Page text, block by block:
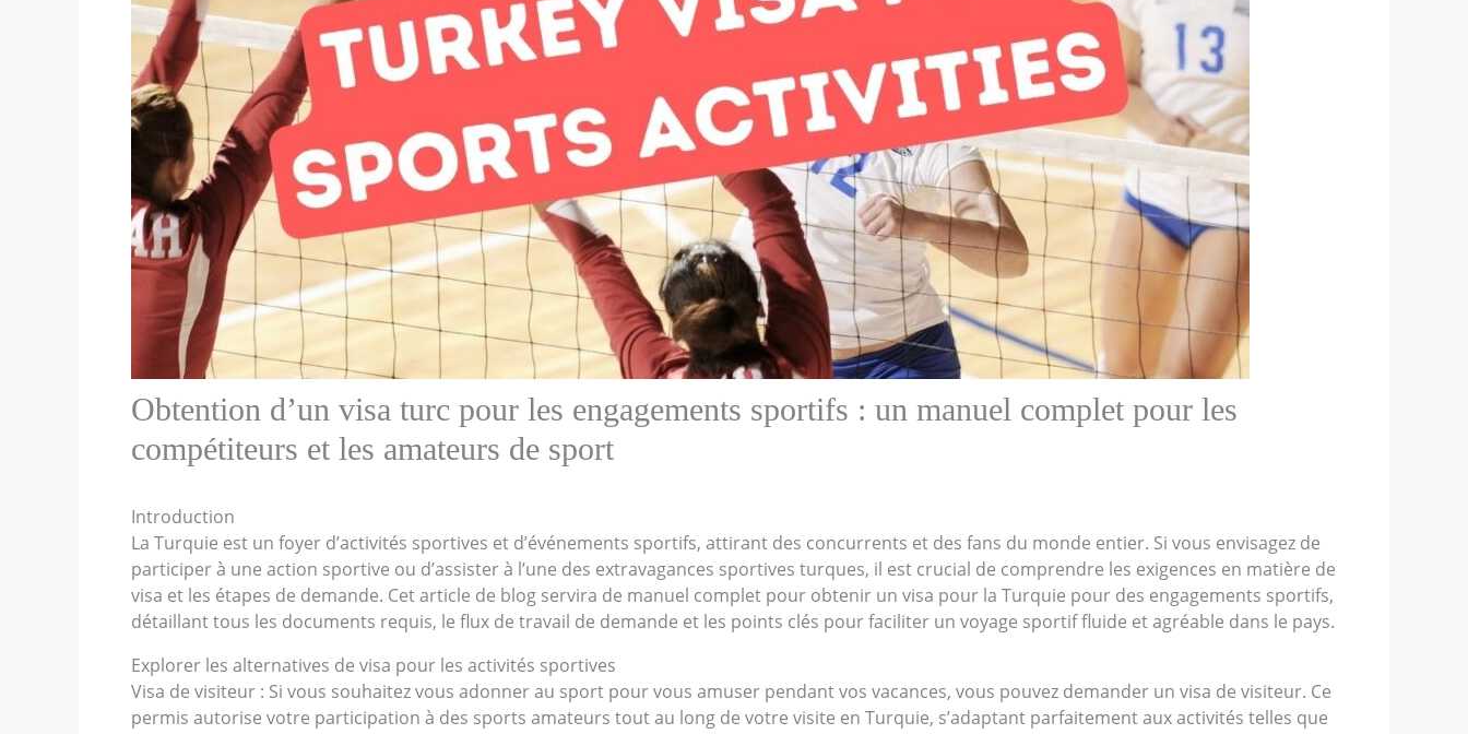
Obtention d’un visa turc pour les engagements sportifs : un manuel complet pour les
compétiteurs et les amateurs de sport
Introduction
La Turquie est un foyer d’activités sportives et d’événements sportifs, attirant des concurrents et des fans du monde entier. Si vous envisagez de
participer à une action sportive ou d’assister à l’une des extravagances sportives turques, il est crucial de comprendre les exigences en matière de
visa et les étapes de demande. Cet article de blog servira de manuel complet pour obtenir un visa pour la Turquie pour des engagements sportifs,
détaillant tous les documents requis, le flux de travail de demande et les points clés pour faciliter un voyage sportif fluide et agréable dans le pays.
Explorer les alternatives de visa pour les activités sportives
Visa de visiteur : Si vous souhaitez vous adonner au sport pour vous amuser pendant vos vacances, vous pouvez demander un visa de visiteur. Ce
permis autorise votre participation à des sports amateurs tout au long de votre visite en Turquie, s’adaptant parfaitement aux activités telles que